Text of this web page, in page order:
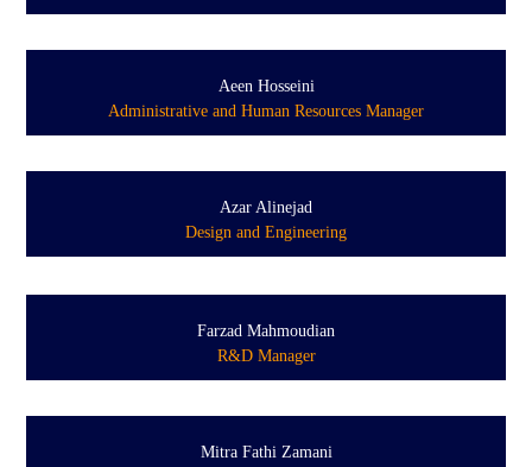
Aeen Hosseini
Administrative and Human Resources Manager
Azar Alinejad
Design and Engineering
Farzad Mahmoudian
R&D Manager
Mitra Fathi Zamani